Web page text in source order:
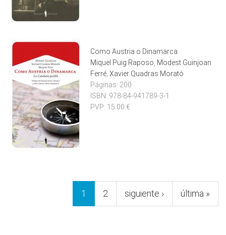
Como Austria o Dinamarca
Miquel Puig Raposo Modest Guinjoan
Ferré Xavier Quadras Morató
Páginas: 200
ISBN: 978-84-941789-3-1
PVP: 15.00 €
1 2 siguiente › última »